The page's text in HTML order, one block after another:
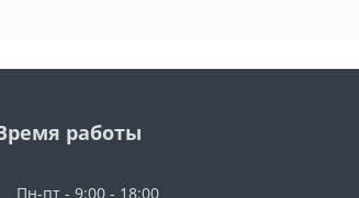
работы
Пн-пт - 9:00 - 18:00